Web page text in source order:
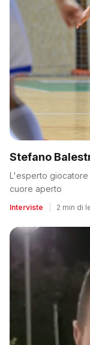
Stefano
L'esperto giocatore
cuore aperto
Interviste 2 min di